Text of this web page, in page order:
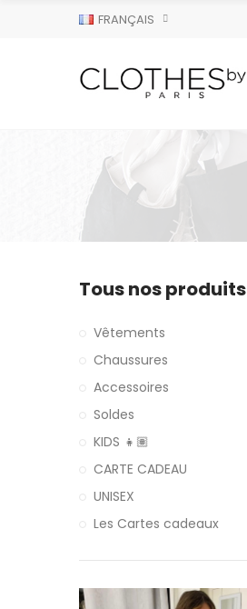
FRANÇAIS
Tous nos produits
Vêtements
Chaussures
Accessoires
Soldes
KIDS 👧🏽
CARTE CADEAU
UNISEX
Les Cartes cadeaux